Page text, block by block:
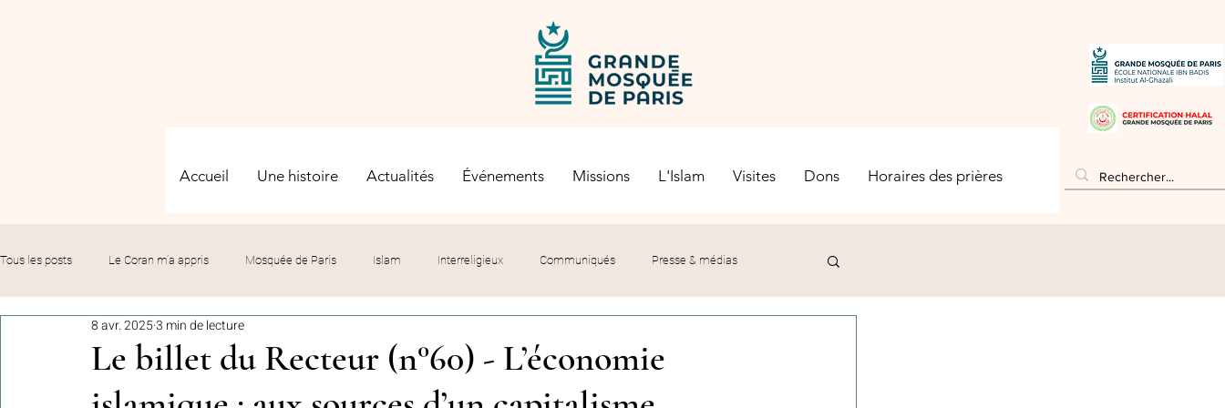
Accueil Une histoire Actualités Événements Missions L'Islam Visites Dons Horaires des prières
Tous les posts Le Coran m’a appris Mosquée de Paris Islam Interreligieux Communiqués Presse & médias
Evénements Solidarité Formation
Le billet du Recteur (n°60) - L’économie
8 avr. 20253 min de lecture